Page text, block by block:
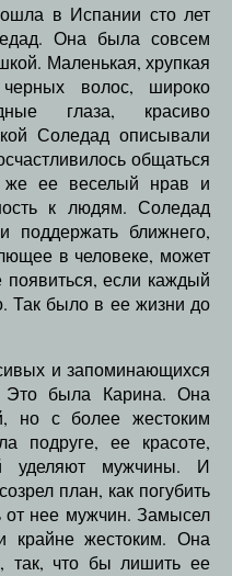
в Испании сто лет
Она была совсем
Маленькая, хрупкая
волос, широко
глаза, красиво
Соледад описывали
общаться
же ее веселый нрав и
к людям. Соледад
поддержать ближнего,
в человеке, может
если каждый
Так было в ее жизни до
и запоминающихся
Это была Карина. Она
но с более жестоким
подруге, ее красоте,
уделяют мужчины. И
план, как погубить
от нее мужчин. Замысел
жестоким. Она
так, что бы лишить ее